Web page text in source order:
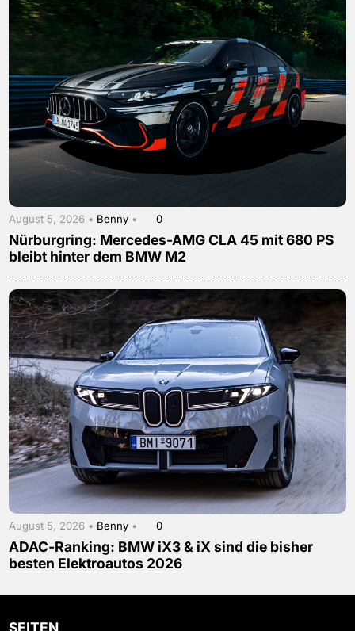
August 5, 2026 • Benny • 0
Nürburgring: Mercedes-AMG CLA 45 mit 680 PS
bleibt hinter dem BMW M2
August 5, 2026 • Benny • 0
ADAC-Ranking: BMW iX3 & iX sind die bisher
besten Elektroautos 2026
SEITEN